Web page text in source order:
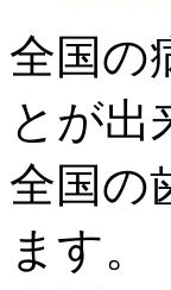
全国の
とが出
全国の
ます。